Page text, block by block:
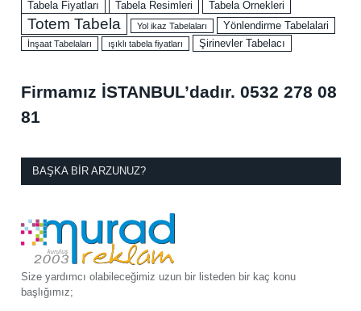
Tabela Fiyatları Tabela Resimleri Tabela Örnekleri
Totem Tabela Yol ikaz Tabelaları Yönlendirme Tabelalari
İnşaat Tabelaları ışıklı tabela fiyatları Şirinevler Tabelacı
Firmamız İSTANBUL’dadır. 0532 278 08
81
BAŞKA BIR ARZUNUZ?
Size yardımcı olabileceğimiz uzun bir listeden bir kaç konu
başlığımız;